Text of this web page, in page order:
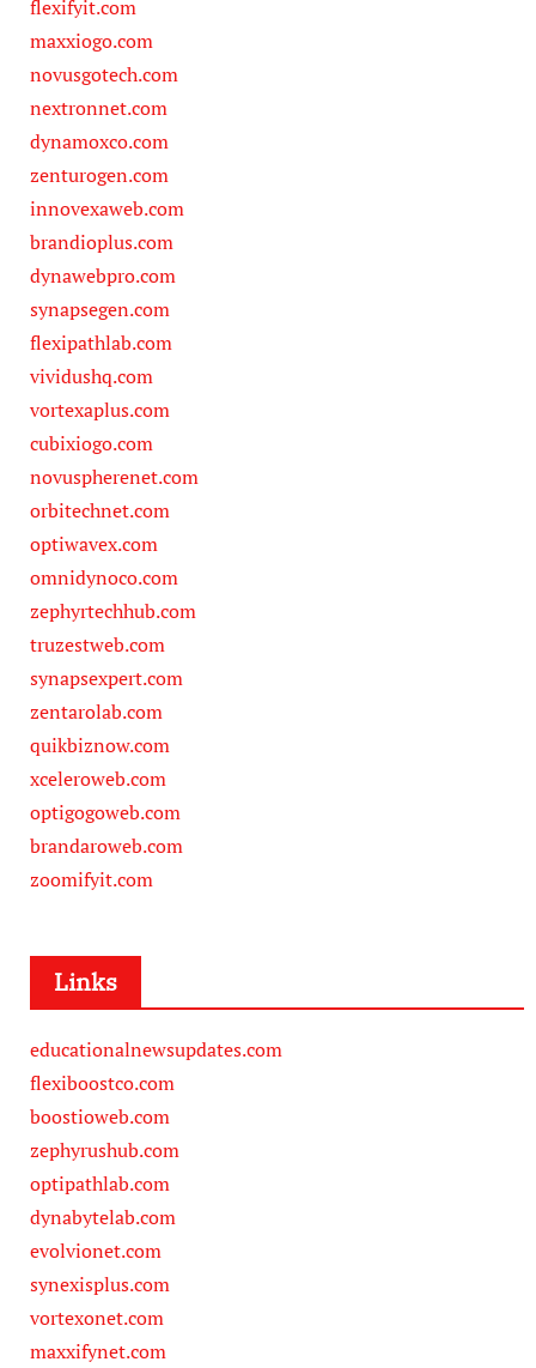
flexifyit.com
maxxiogo.com
novusgotech.com
nextronnet.com
dynamoxco.com
zenturogen.com
innovexaweb.com
brandioplus.com
dynawebpro.com
synapsegen.com
flexipathlab.com
vividushq.com
vortexaplus.com
cubixiogo.com
novuspherenet.com
orbitechnet.com
optiwavex.com
omnidynoco.com
zephyrtechhub.com
truzestweb.com
synapsexpert.com
zentarolab.com
quikbiznow.com
xceleroweb.com
optigogoweb.com
brandaroweb.com
zoomifyit.com
Links
educationalnewsupdates.com
flexiboostco.com
boostioweb.com
zephyrushub.com
optipathlab.com
dynabytelab.com
evolvionet.com
synexisplus.com
vortexonet.com
maxxifynet.com